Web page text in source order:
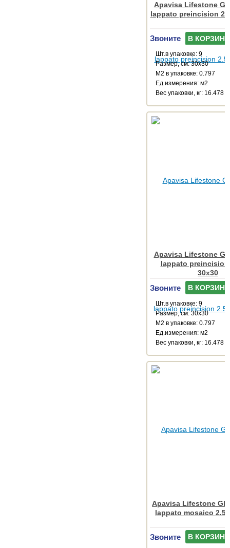
Apavisa Lifestone
lappato preincision
Звоните В КОРЗИНУ
Шт.в упаковке: 9
Размер, см: 30x30
М2 в упаковке: 0.797
Ед.измерения: м2
Веc упаковки, кг: 16.478
Apavisa Lifestone
lappato preincision
30x30
Звоните В КОРЗИНУ
Шт.в упаковке: 9
Размер, см: 30x30
М2 в упаковке: 0.797
Ед.измерения: м2
Веc упаковки, кг: 16.478
Apavisa Lifestone
lappato mosaico
Звоните В КОРЗИНУ